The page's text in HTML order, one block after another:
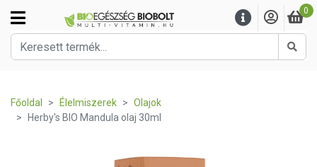
0
Főoldal Élelmiszerek
Olajok
Herby's BIO Mandula olaj 30ml